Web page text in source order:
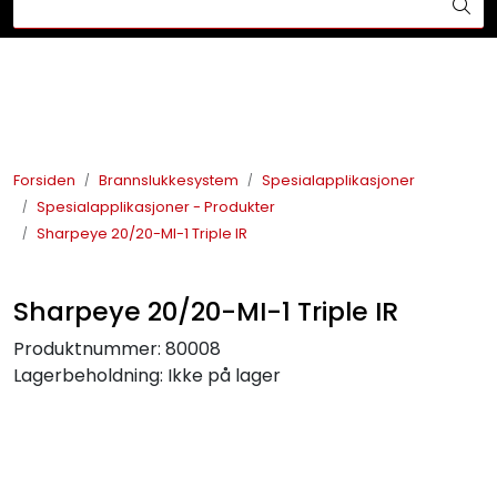
Forsiden Brannslukkesystem
Spesialapplikasjoner
Spesialapplikasjoner - Produkter
Sharpeye 20/20-MI-1 Triple IR
Sharpeye 20/20-MI-1 Triple IR
Produktnummer: 80008
Lagerbeholdning: Ikke på lager
Lysprodukter
Maskinsikring